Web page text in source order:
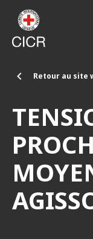
Aller au contenu
Retour au site